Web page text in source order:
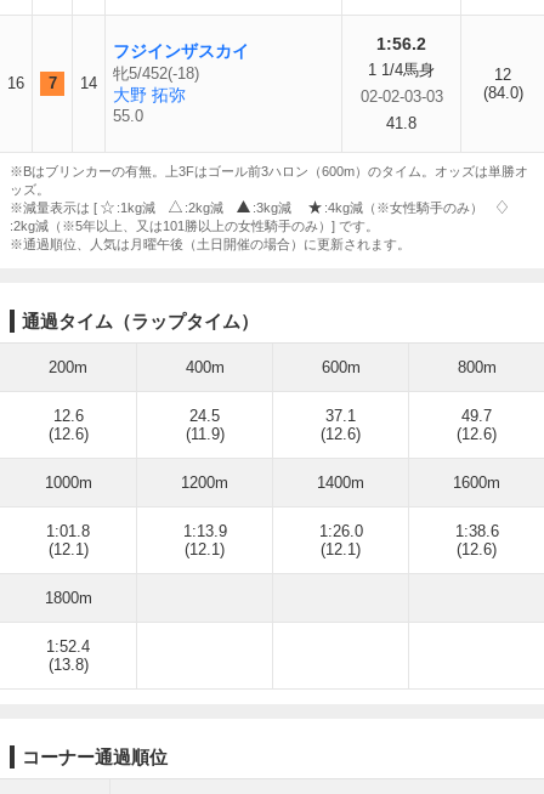
16 7 14
フジインザスカイ
牝5/452(-18)
大野 拓弥
55.0
1:56.2
1 1/4馬身
02-02-03-03
41.8
12
(84.0)
※Bはブリンカーの有無。上3Fはゴール前3ハロン（600m）のタイム。オッズは単勝オ
ッズ。
※減量表示は [
:1kg減 :2kg減 :3kg減
:4kg減（※女性騎手のみ）
:2kg減（※5年以上、又は101勝以上の女性騎手のみ）] です。
※通過順位、人気は月曜午後（土日開催の場合）に更新されます。
通過タイム（ラップタイム）
200m 400m 600m 800m
12.6
(12.6)
24.5
(11.9)
37.1
(12.6)
49.7
(12.6)
1000m 1200m 1400m 1600m
1:01.8
(12.1)
1:13.9
(12.1)
1:26.0
(12.1)
1:38.6
(12.6)
1800m
1:52.4
(13.8)
コーナー通過順位